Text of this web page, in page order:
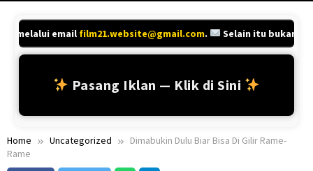
melalui emailfilm21.website@gmail.com. Selain itu bukan
Pasang Iklan — Klik di Sini
Home Uncategorized
Dimabukin Dulu Biar Bisa Di Gilir Rame-
Rame